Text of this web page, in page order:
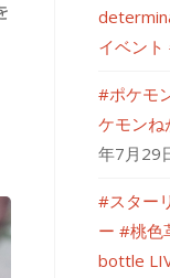
イベント
#ポケモ
ケモンね
年7月29
#スター
ー #桃色
bottle